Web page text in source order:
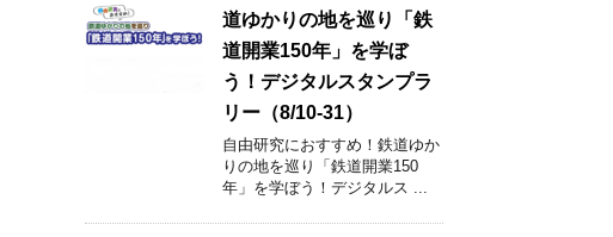
道ゆかりの地を巡り「鉄
道開業150年」を学ぼ
う！デジタルスタンプラ
リー（8/10-31）
自由研究におすすめ！鉄道ゆか
りの地を巡り「鉄道開業150
年」を学ぼう！デジタルス ...